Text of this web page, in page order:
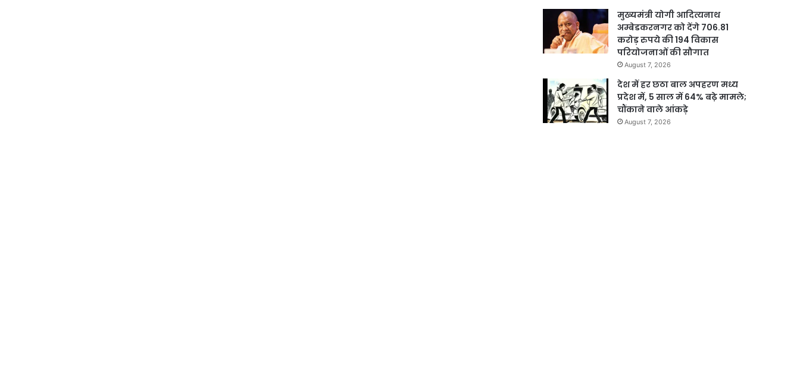
मुख्यमंत्री योगी आदित्यनाथ
अम्बेडकरनगर को देंगे 706.81
करोड़ रुपये की 194 विकास
परियोजनाओं की सौगात
August 7, 2026
देश में हर छठा बाल अपहरण मध्य
प्रदेश में, 5 साल में 64% बढ़े मामले;
चौंकाने वाले आंकड़े
August 7, 2026